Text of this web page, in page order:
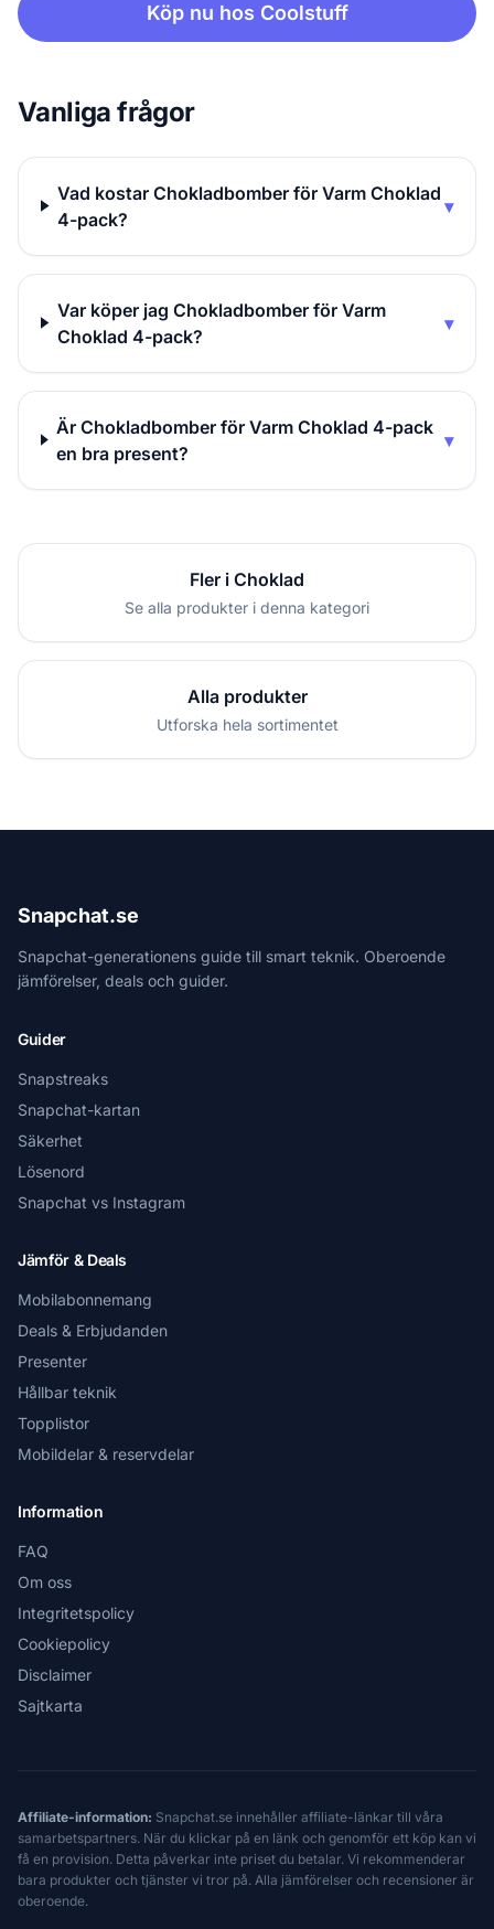
Köp nu hos Coolstuff
Vanliga frågor
Vad kostar Chokladbomber för Varm Choklad
4-pack?
▾
Var köper jag Chokladbomber för Varm
Choklad 4-pack?
▾
Är Chokladbomber för Varm Choklad 4-pack
en bra present?
▾
Fler i Choklad
Se alla produkter i denna kategori
Alla produkter
Utforska hela sortimentet
Snapchat.se
Snapchat-generationens guide till smart teknik. Oberoende
jämförelser, deals och guider.
Guider
Snapstreaks
Snapchat-kartan
Säkerhet
Lösenord
Snapchat vs Instagram
Jämför & Deals
Mobilabonnemang
Deals & Erbjudanden
Presenter
Hållbar teknik
Topplistor
Mobildelar & reservdelar
Information
FAQ
Om oss
Integritetspolicy
Cookiepolicy
Disclaimer
Sajtkarta
Affiliate-information: Snapchat.se innehåller affiliate-länkar till våra
samarbetspartners. När du klickar på en länk och genomför ett köp kan vi
få en provision. Detta påverkar inte priset du betalar. Vi rekommenderar
bara produkter och tjänster vi tror på. Alla jämförelser och recensioner är
oberoende.